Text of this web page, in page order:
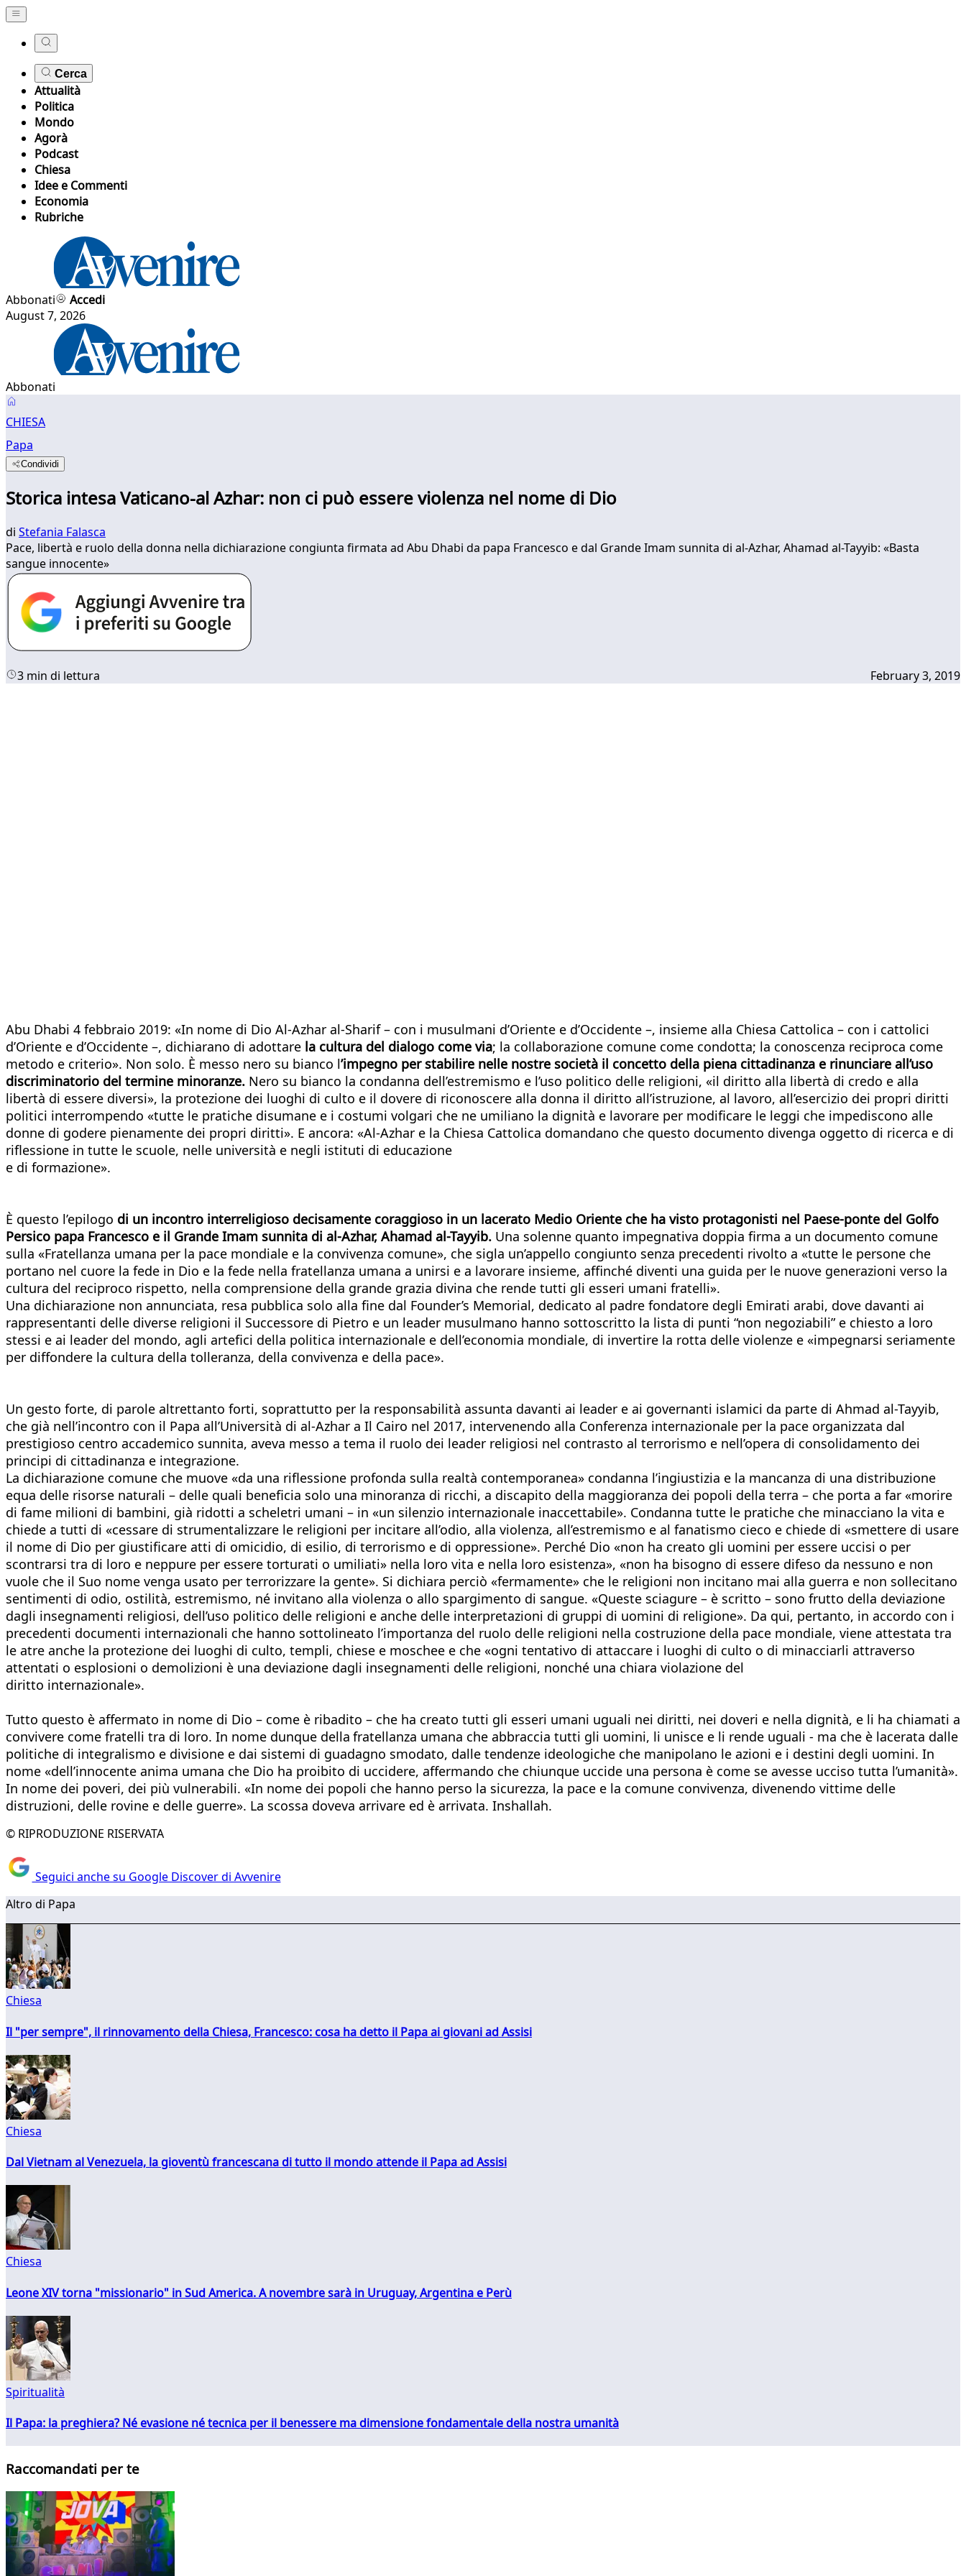
Cerca
Attualità
Politica
Mondo
Agorà
Podcast
Chiesa
Idee e Commenti
Economia
Rubriche
Abbonati
Accedi
August 7, 2026
Abbonati
CHIESA
Papa
Condividi
Storica intesa Vaticano-al Azhar: non ci può essere violenza nel nome di Dio
di Stefania Falasca
Pace, libertà e ruolo della donna nella dichiarazione congiunta firmata ad Abu Dhabi da papa Francesco e dal Grande Imam sunnita di al-Azhar, Ahamad al-Tayyib: «Basta
sangue innocente»
3 min di lettura February 3, 2019
Abu Dhabi 4 febbraio 2019: «In nome di Dio Al-Azhar al-Sharif – con i musulmani d’Oriente e d’Occidente –, insieme alla Chiesa Cattolica – con i cattolici
d’Oriente e d’Occidente –, dichiarano di adottare la cultura del dialogo come via; la collaborazione comune come condotta; la conoscenza reciproca come
metodo e criterio». Non solo. È messo nero su bianco l’impegno per stabilire nelle nostre società il concetto della piena cittadinanza e rinunciare all’uso
discriminatorio del termine minoranze. Nero su bianco la condanna dell’estremismo e l’uso politico delle religioni, «il diritto alla libertà di credo e alla
libertà di essere diversi», la protezione dei luoghi di culto e il dovere di riconoscere alla donna il diritto all’istruzione, al lavoro, all’esercizio dei propri diritti
politici interrompendo «tutte le pratiche disumane e i costumi volgari che ne umiliano la dignità e lavorare per modificare le leggi che impediscono alle
donne di godere pienamente dei propri diritti». E ancora: «Al-Azhar e la Chiesa Cattolica domandano che questo documento divenga oggetto di ricerca e di
riflessione in tutte le scuole, nelle università e negli istituti di educazione
e di formazione».
È questo l’epilogo di un incontro interreligioso decisamente coraggioso in un lacerato Medio Oriente che ha visto protagonisti nel Paese-ponte del Golfo
Persico papa Francesco e il Grande Imam sunnita di al-Azhar, Ahamad al-Tayyib. Una solenne quanto impegnativa doppia firma a un documento comune
sulla «Fratellanza umana per la pace mondiale e la convivenza comune», che sigla un’appello congiunto senza precedenti rivolto a «tutte le persone che
portano nel cuore la fede in Dio e la fede nella fratellanza umana a unirsi e a lavorare insieme, affinché diventi una guida per le nuove generazioni verso la
cultura del reciproco rispetto, nella comprensione della grande grazia divina che rende tutti gli esseri umani fratelli».
Una dichiarazione non annunciata, resa pubblica solo alla fine dal Founder’s Memorial, dedicato al padre fondatore degli Emirati arabi, dove davanti ai
rappresentanti delle diverse religioni il Successore di Pietro e un leader musulmano hanno sottoscritto la lista di punti “non negoziabili” e chiesto a loro
stessi e ai leader del mondo, agli artefici della politica internazionale e dell’economia mondiale, di invertire la rotta delle violenze e «impegnarsi seriamente
per diffondere la cultura della tolleranza, della convivenza e della pace».
Un gesto forte, di parole altrettanto forti, soprattutto per la responsabilità assunta davanti ai leader e ai governanti islamici da parte di Ahmad al-Tayyib,
che già nell’incontro con il Papa all’Università di al-Azhar a Il Cairo nel 2017, intervenendo alla Conferenza internazionale per la pace organizzata dal
prestigioso centro accademico sunnita, aveva messo a tema il ruolo dei leader religiosi nel contrasto al terrorismo e nell’opera di consolidamento dei
principi di cittadinanza e integrazione.
La dichiarazione comune che muove «da una riflessione profonda sulla realtà contemporanea» condanna l’ingiustizia e la mancanza di una distribuzione
equa delle risorse naturali – delle quali beneficia solo una minoranza di ricchi, a discapito della maggioranza dei popoli della terra – che porta a far «morire
di fame milioni di bambini, già ridotti a scheletri umani – in «un silenzio internazionale inaccettabile». Condanna tutte le pratiche che minacciano la vita e
chiede a tutti di «cessare di strumentalizzare le religioni per incitare all’odio, alla violenza, all’estremismo e al fanatismo cieco e chiede di «smettere di usare
il nome di Dio per giustificare atti di omicidio, di esilio, di terrorismo e di oppressione». Perché Dio «non ha creato gli uomini per essere uccisi o per
scontrarsi tra di loro e neppure per essere torturati o umiliati» nella loro vita e nella loro esistenza», «non ha bisogno di essere difeso da nessuno e non
vuole che il Suo nome venga usato per terrorizzare la gente». Si dichiara perciò «fermamente» che le religioni non incitano mai alla guerra e non sollecitano
sentimenti di odio, ostilità, estremismo, né invitano alla violenza o allo spargimento di sangue. «Queste sciagure – è scritto – sono frutto della deviazione
dagli insegnamenti religiosi, dell’uso politico delle religioni e anche delle interpretazioni di gruppi di uomini di religione». Da qui, pertanto, in accordo con i
precedenti documenti internazionali che hanno sottolineato l’importanza del ruolo delle religioni nella costruzione della pace mondiale, viene attestata tra
le atre anche la protezione dei luoghi di culto, templi, chiese e moschee e che «ogni tentativo di attaccare i luoghi di culto o di minacciarli attraverso
attentati o esplosioni o demolizioni è una deviazione dagli insegnamenti delle religioni, nonché una chiara violazione del
diritto internazionale».
Tutto questo è affermato in nome di Dio – come è ribadito – che ha creato tutti gli esseri umani uguali nei diritti, nei doveri e nella dignità, e li ha chiamati a
convivere come fratelli tra di loro. In nome dunque della fratellanza umana che abbraccia tutti gli uomini, li unisce e li rende uguali - ma che è lacerata dalle
politiche di integralismo e divisione e dai sistemi di guadagno smodato, dalle tendenze ideologiche che manipolano le azioni e i destini degli uomini. In
nome «dell’innocente anima umana che Dio ha proibito di uccidere, affermando che chiunque uccide una persona è come se avesse ucciso tutta l’umanità».
In nome dei poveri, dei più vulnerabili. «In nome dei popoli che hanno perso la sicurezza, la pace e la comune convivenza, divenendo vittime delle
distruzioni, delle rovine e delle guerre». La scossa doveva arrivare ed è arrivata. Inshallah.
© RIPRODUZIONE RISERVATA
Seguici anche su Google Discover di Avvenire
Altro di Papa
Chiesa
Il "per sempre", il rinnovamento della Chiesa, Francesco: cosa ha detto il Papa ai giovani ad Assisi
Chiesa
Dal Vietnam al Venezuela, la gioventù francescana di tutto il mondo attende il Papa ad Assisi
Chiesa
Leone XIV torna "missionario" in Sud America. A novembre sarà in Uruguay, Argentina e Perù
Spiritualità
Il Papa: la preghiera? Né evasione né tecnica per il benessere ma dimensione fondamentale della nostra umanità
Raccomandati per te